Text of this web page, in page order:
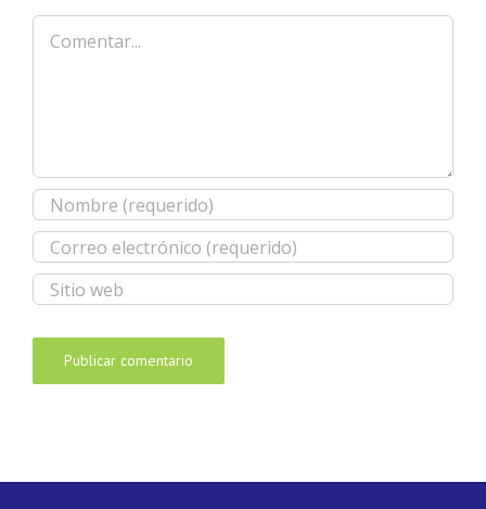
Comentar